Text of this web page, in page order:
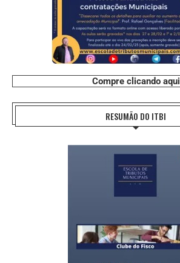
Compre clicando aqui
RESUMÃO DO ITBI